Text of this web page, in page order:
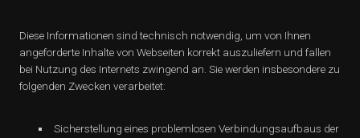
Diese Informationen sind technisch notwendig, um von Ihnen
angeforderte Inhalte von Webseiten korrekt auszuliefern und fallen
bei Nutzung des Internets zwingend an. Sie werden insbesondere zu
folgenden Zwecken verarbeitet:
Sicherstellung eines problemlosen Verbindungsaufbaus der